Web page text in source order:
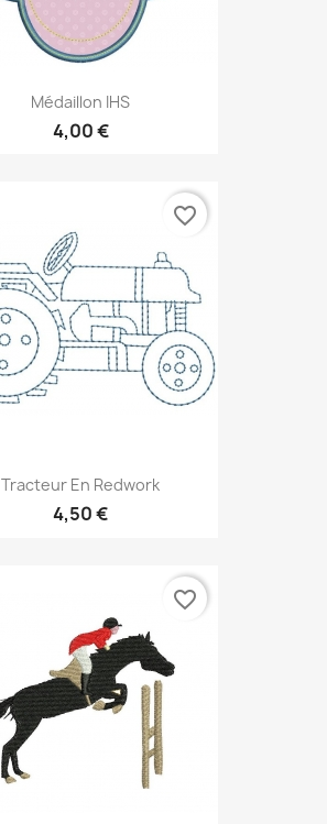
Médaillon IHS
4,00 €
Tracteur En Redwork
4,50 €
favorite_border
favorite_border